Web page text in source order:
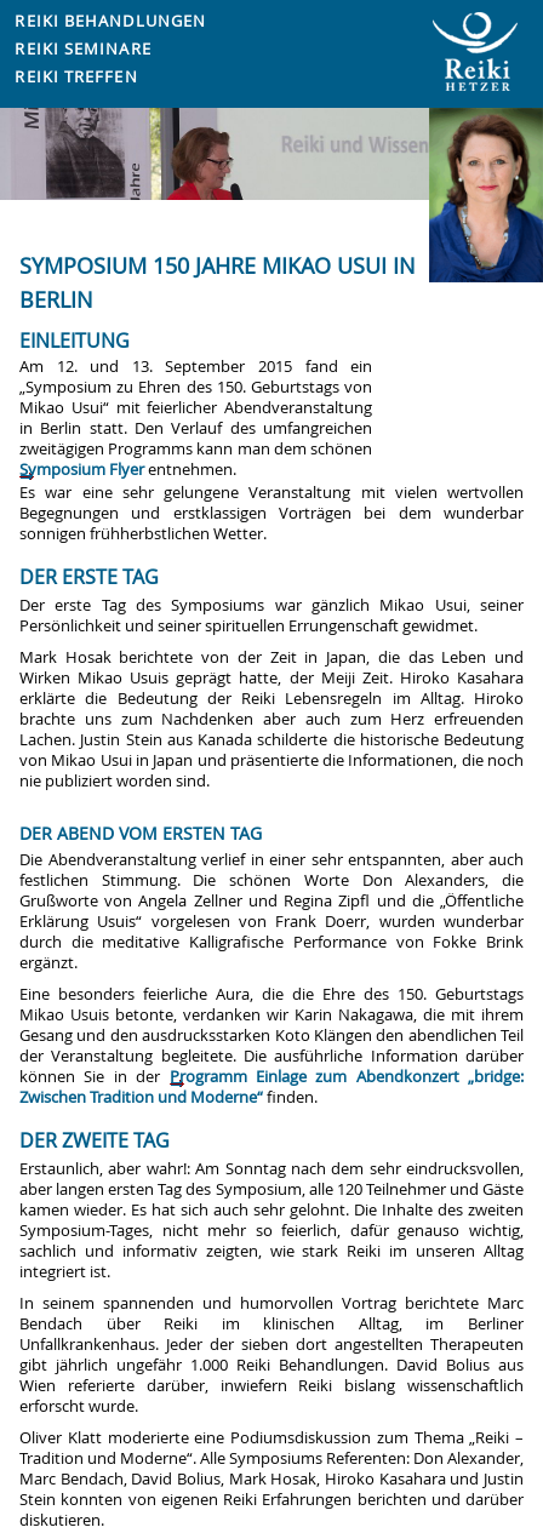
REIKI BEHANDLUNGEN
REIKI SEMINARE
REIKI TREFFEN
SYMPOSIUM 150 JAHRE MIKAO USUI IN
BERLIN
EINLEITUNG
Am 12. und 13. September 2015 fand ein
„Symposium zu Ehren des 150. Geburtstags von
Mikao Usui“ mit feierlicher Abendveranstaltung
in Berlin statt. Den Verlauf des umfangreichen
zweitägigen Programms kann man dem schönen
Symposium Flyerentnehmen.
Es war eine sehr gelungene Veranstaltung mit vielen wertvollen
Begegnungen und erstklassigen Vorträgen bei dem wunderbar
sonnigen frühherbstlichen Wetter.
DER ERSTE TAG
Der erste Tag des Symposiums war gänzlich Mikao Usui, seiner
Persönlichkeit und seiner spirituellen Errungenschaft gewidmet.
Mark Hosak berichtete von der Zeit in Japan, die das Leben und
Wirken Mikao Usuis geprägt hatte, der Meiji Zeit. Hiroko Kasahara
erklärte die Bedeutung der Reiki Lebensregeln im Alltag. Hiroko
brachte uns zum Nachdenken aber auch zum Herz erfreuenden
Lachen. Justin Stein aus Kanada schilderte die historische Bedeutung
von Mikao Usui in Japan und präsentierte die Informationen, die noch
nie publiziert worden sind.
DER ABEND VOM ERSTEN TAG
Die Abendveranstaltung verlief in einer sehr entspannten, aber auch
festlichen Stimmung. Die schönen Worte Don Alexanders, die
Grußworte von Angela Zellner und Regina Zipfl und die „Öffentliche
Erklärung Usuis“ vorgelesen von Frank Doerr, wurden wunderbar
durch die meditative Kalligrafische Performance von Fokke Brink
ergänzt.
Eine besonders feierliche Aura, die die Ehre des 150. Geburtstags
Mikao Usuis betonte, verdanken wir Karin Nakagawa, die mit ihrem
Gesang und den ausdrucksstarken Koto Klängen den abendlichen Teil
der Veranstaltung begleitete. Die ausführliche Information darüber
können Sie in der Programm Einlage zum Abendkonzert „bridge:
Zwischen Tradition und Moderne“finden.
DER ZWEITE TAG
Erstaunlich, aber wahr!: Am Sonntag nach dem sehr eindrucksvollen,
aber langen ersten Tag des Symposium, alle 120 Teilnehmer und Gäste
kamen wieder. Es hat sich auch sehr gelohnt. Die Inhalte des zweiten
Symposium-Tages, nicht mehr so feierlich, dafür genauso wichtig,
sachlich und informativ zeigten, wie stark Reiki im unseren Alltag
integriert ist.
In seinem spannenden und humorvollen Vortrag berichtete Marc
Bendach über Reiki im klinischen Alltag, im Berliner
Unfallkrankenhaus. Jeder der sieben dort angestellten Therapeuten
gibt jährlich ungefähr 1.000 Reiki Behandlungen. David Bolius aus
Wien referierte darüber, inwiefern Reiki bislang wissenschaftlich
erforscht wurde.
Oliver Klatt moderierte eine Podiumsdiskussion zum Thema „Reiki –
Tradition und Moderne“. Alle Symposiums Referenten: Don Alexander,
Marc Bendach, David Bolius, Mark Hosak, Hiroko Kasahara und Justin
Stein konnten von eigenen Reiki Erfahrungen berichten und darüber
diskutieren.